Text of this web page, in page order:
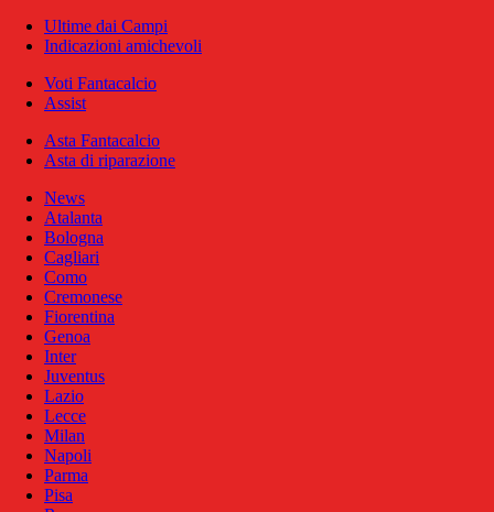
Ultime dai Campi
Indicazioni amichevoli
Voti Fantacalcio
Assist
Asta Fantacalcio
Asta di riparazione
News
Atalanta
Bologna
Cagliari
Como
Cremonese
Fiorentina
Genoa
Inter
Juventus
Lazio
Lecce
Milan
Napoli
Parma
Pisa